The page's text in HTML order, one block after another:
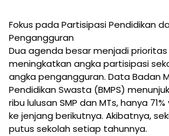
Fokus pada Partisipasi Pendidikan
Pengangguran
Dua agenda besar menjadi prioritas
meningkatkan angka partisipasi
angka pengangguran. Data Badan
Pendidikan Swasta (BMPS)
ribu lulusan SMP dan MTs, hanya
ke jenjang berikutnya. Akibatnya,
putus sekolah setiap tahunnya.